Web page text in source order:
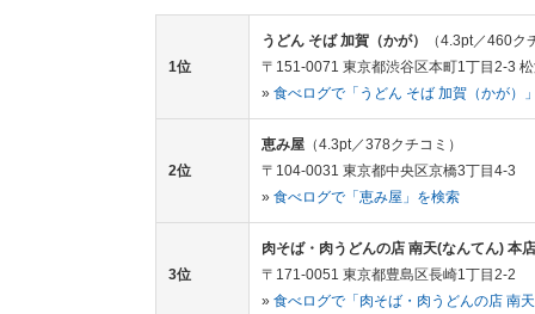
1位
うどん そば 加賀（かが）
（4.3pt／460ク
〒151-0071 東京都渋谷区本町1丁目2-3
» 食べログで「うどん そば 加賀（かが）
2位
恵み屋 （4.3pt／378クチコミ）
〒104-0031 東京都中央区京橋3丁目4-3
» 食べログで「恵み屋」を検索
3位
肉そば・肉うどんの店 南天(なんてん) 本店
〒171-0051 東京都豊島区長崎1丁目2-2
» 食べログで「肉そば・肉うどんの店 南